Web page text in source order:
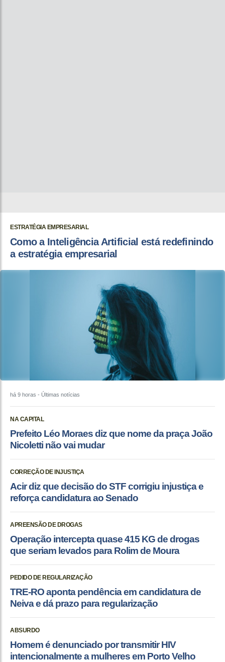
ESTRATÉGIA EMPRESARIAL
Como a Inteligência Artificial está redefinindo
a estratégia empresarial
há 9 horas - Últimas notícias
NA CAPITAL
Prefeito Léo Moraes diz que nome da praça João
Nicoletti não vai mudar
CORREÇÃO DE INJUSTIÇA
Acir diz que decisão do STF corrigiu injustiça e
reforça candidatura ao Senado
APREENSÃO DE DROGAS
Operação intercepta quase 415 KG de drogas
que seriam levados para Rolim de Moura
PEDIDO DE REGULARIZAÇÃO
TRE-RO aponta pendência em candidatura de
Neiva e dá prazo para regularização
ABSURDO
Homem é denunciado por transmitir HIV
intencionalmente a mulheres em Porto Velho